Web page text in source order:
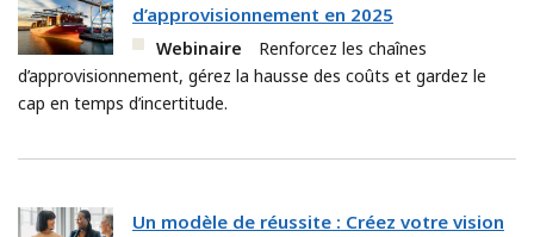
d’approvisionnement en 2025
Webinaire
Renforcez les chaînes
d’approvisionnement, gérez la hausse des coûts et gardez le
cap en temps d’incertitude.
Un modèle de réussite : Créez votre vision